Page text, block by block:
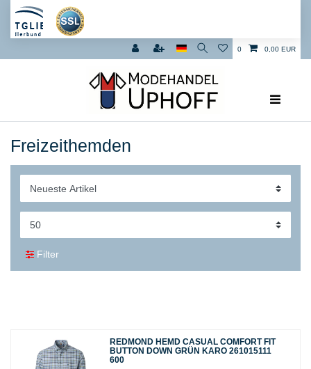
0 0,00 EUR
Freizeithemden
Filter
REDMOND HEMD CASUAL COMFORT FIT
BUTTON DOWN GRÜN KARO 261015111
600